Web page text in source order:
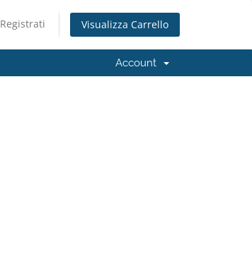
Registrati Visualizza Carrello
Account